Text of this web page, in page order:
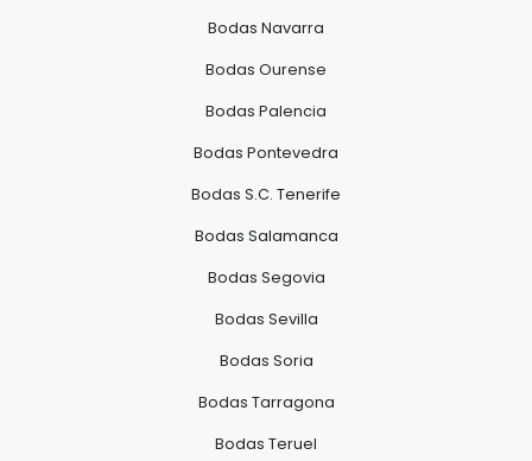
Bodas Navarra
Bodas Ourense
Bodas Palencia
Bodas Pontevedra
Bodas S.C. Tenerife
Bodas Salamanca
Bodas Segovia
Bodas Sevilla
Bodas Soria
Bodas Tarragona
Bodas Teruel